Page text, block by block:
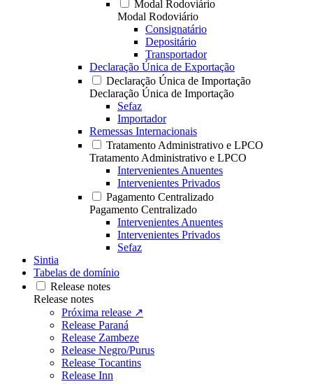
Modal Rodoviário
Modal Rodoviário
Consignatário
Depositário
Transportador
Declaração Única de Exportação
Declaração Única de Importação
Declaração Única de Importação
Sefaz
Importador
Remessas Internacionais
Tratamento Administrativo e LPCO
Tratamento Administrativo e LPCO
Intervenientes Anuentes
Intervenientes Privados
Pagamento Centralizado
Pagamento Centralizado
Intervenientes Anuentes
Intervenientes Privados
Sefaz
Sintia
Tabelas de domínio
Release notes
Release notes
Próxima release ↗
Release Paraná
Release Zambeze
Release Negro/Purus
Release Tocantins
Release Inn